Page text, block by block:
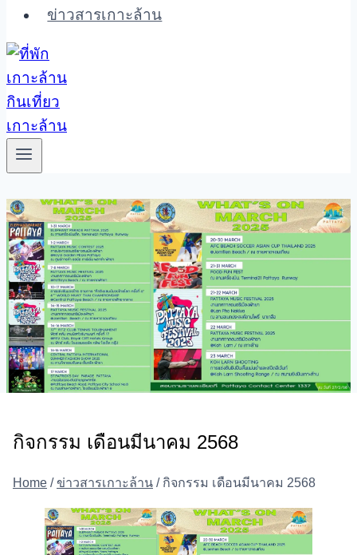
ข่าวสารเกาะล้าน
กิจกรรม เดือนมีนาคม 2568
Home / ข่าวสารเกาะล้าน / กิจกรรม เดือนมีนาคม 2568